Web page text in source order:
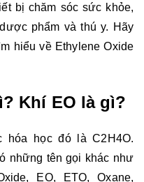
bị chăm sóc sức khỏe,
phẩm và thú y. Hãy
hiểu về Ethylene Oxide
Khí EO là gì?
hóa học đó là C2H4O.
những tên gọi khác như
EO, ETO, Oxane,